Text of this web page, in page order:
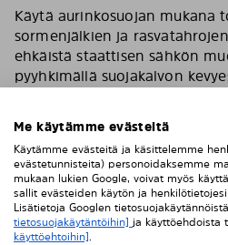
Käytä aurinkosuojan mukana
sormenjälkien ja
ehkäistä staattisen sähkön
pyyhkimällä suojakalvon
Me käytämme evästeitä
Käytämme evästeitä ja käsittelemme
evästetunnisteita) personoidaksemme
mukaan lukien Google, voivat myös
sallit evästeiden käytön ja
Lisätietoja Googlen
tietosuojakäytäntöihin] ja käyttöehdoista
käyttöehtoihin].